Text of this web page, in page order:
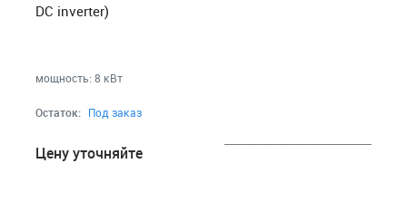
DC inverter)
мощность: 8 кВт
Остаток: Под заказ
Цену уточняйте